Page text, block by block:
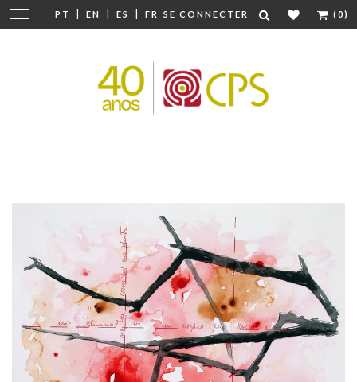
PT | EN | ES | FR SE CONNECTER (0)
Modifier
la